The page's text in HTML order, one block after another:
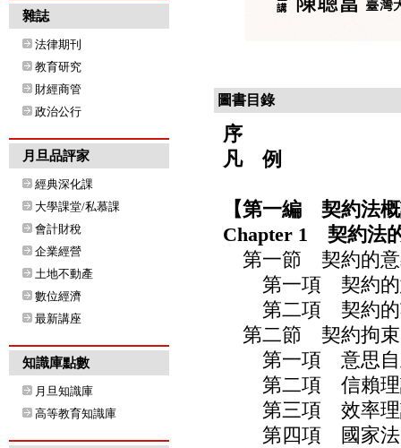
雜誌
法律期刊
教育研究
財經商管
政治公行
月旦品評家
經典深化課
大學課堂/私慕課
會計財稅
企業經營
土地不動產
數位經濟
最新講座
知識庫點數
月旦知識庫
高等教育知識庫
圖書目錄
序
凡 例
【第一編 契約法
Chapter 1 契約法
第一節 契約的意
第一項 契約的
第二項 契約的
第二節 契約拘束
第一項 意思自
第二項 信賴理
第三項 效率理
第四項 國家法